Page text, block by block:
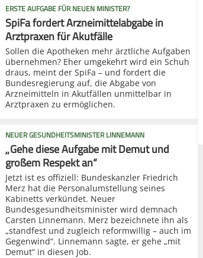
ERSTE AUFGABE FÜR NEUEN MINISTER?
SpiFa fordert Arzneimittelabgabe in
Arztpraxen für Akutfälle
Sollen die Apotheken mehr ärztliche Aufgaben
übernehmen? Eher umgekehrt wird ein Schuh
draus, meint der SpiFa – und fordert die
Bundesregierung auf, die Abgabe von
Arzneimitteln in Akutfällen unmittelbar in
Arztpraxen zu ermöglichen.
NEUER GESUNDHEITSMINISTER LINNEMANN
„Gehe diese Aufgabe mit Demut und
großem Respekt an“
Jetzt ist es offiziell: Bundeskanzler Friedrich
Merz hat die Personalumstellung seines
Kabinetts verkündet. Neuer
Bundesgesundheitsminister wird demnach
Carsten Linnemann. Merz bezeichnete ihn als
„standfest und zugleich reformwillig – auch im
Gegenwind“. Linnemann sagte, er gehe „mit
Demut“ in diesen Job.